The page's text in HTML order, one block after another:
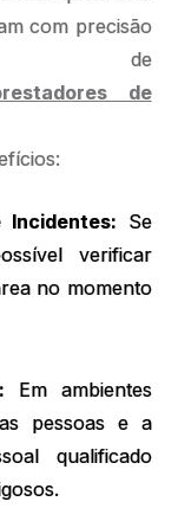
com precisão
de
de
Incidentes: Se
verificar
no momento
Em ambientes
pessoas e a
qualificado